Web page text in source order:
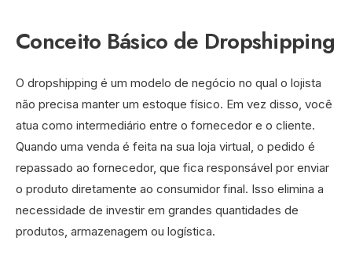
Conceito Básico de Dropshipping
O dropshipping é um modelo de negócio no qual o lojista
não precisa manter um estoque físico. Em vez disso, você
atua como intermediário entre o fornecedor e o cliente.
Quando uma venda é feita na sua loja virtual, o pedido é
repassado ao fornecedor, que fica responsável por enviar
o produto diretamente ao consumidor final. Isso elimina a
necessidade de investir em grandes quantidades de
produtos, armazenagem ou logística.